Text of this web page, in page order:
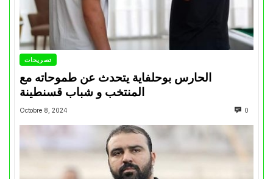
تصريحات
الحارس بوحلفاية يتحدث عن طموحاته مع
المنتخب و شباب قسنطينة
Octobre 8, 2024 0